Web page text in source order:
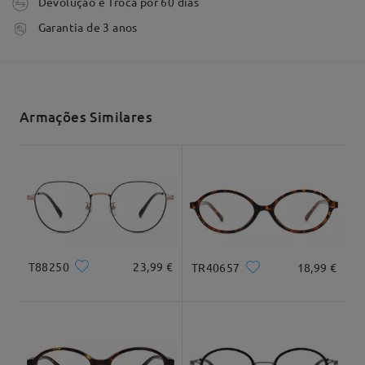
byAndreia Graçaon Oct 24 , 2025
Firmoo's reply Oct 25 , 2025
Hi Andrea,
We're so happy to hear that your new glasses
have a different shape than your previous pair—
tempo de processamento
Entrega
Garantia de 3 anos
Armações Similares
T88250 23,99 € TR40657 18,99 €